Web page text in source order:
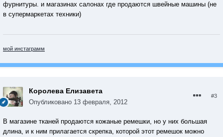
фурнитуры. и магазинах салонах где продаются швейные машины (не
в супермаркетах техники)
мой инстаграмм
Королева Елизавета
Опубликовано 13 февраля, 2012
#3
В магазине тканей продаются кожаные ремешки, но у них большая
длина, и к ним прилагается скрепка, которой этот ремешок можно